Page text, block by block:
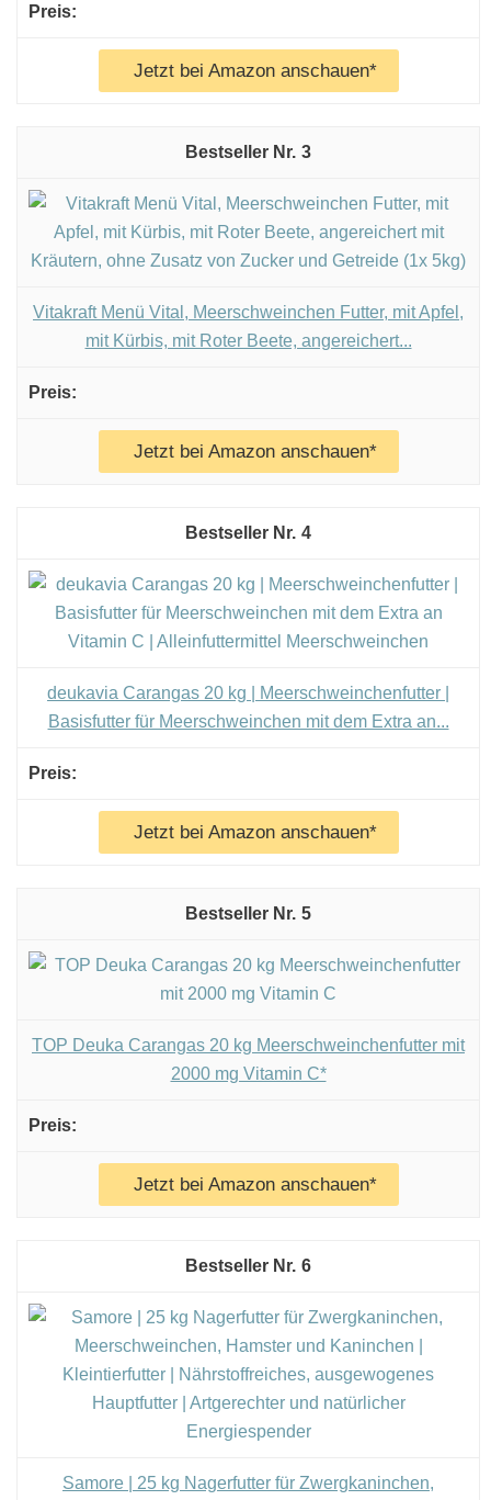
Jetzt bei Amazon anschauen*
3
Vitakraft Menü Vital, Meerschweinchen Futter, mit Apfel,
mit Kürbis, mit Roter Beete, angereichert...
Jetzt bei Amazon anschauen*
4
deukavia Carangas 20 kg | Meerschweinchenfutter |
Basisfutter für Meerschweinchen mit dem Extra an...
Jetzt bei Amazon anschauen*
5
TOP Deuka Carangas 20 kg Meerschweinchenfutter mit
2000 mg Vitamin C*
Jetzt bei Amazon anschauen*
6
Samore | 25 kg Nagerfutter für Zwergkaninchen,